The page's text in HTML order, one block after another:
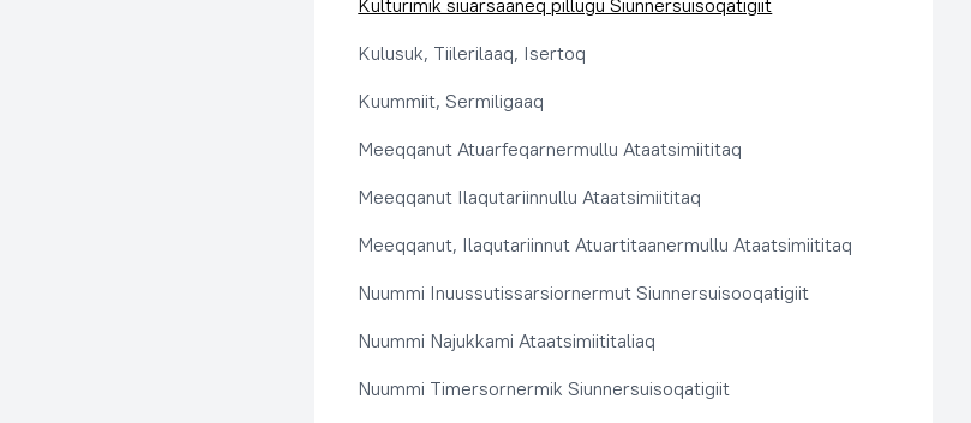
Kulturimik siuarsaaneq pillugu Siunnersuisoqatigiit
Kulusuk, Tiilerilaaq, Isertoq
Kuummiit, Sermiligaaq
Meeqqanut Atuarfeqarnermullu Ataatsimiititaq
Meeqqanut Ilaqutariinnullu Ataatsimiititaq
Meeqqanut, Ilaqutariinnut Atuartitaanermullu Ataatsimiititaq
Nuummi Inuussutissarsiornermut Siunnersuisooqatigiit
Nuummi Najukkami Ataatsimiititaliaq
Nuummi Timersornermik Siunnersuisoqatigiit